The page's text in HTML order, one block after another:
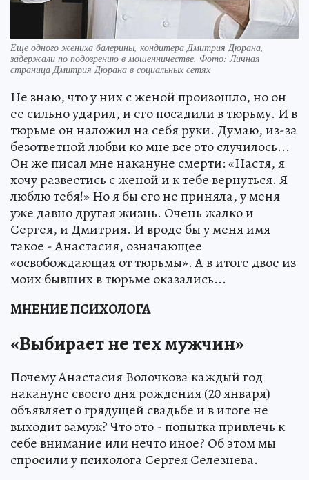
Еще одного жениха балерины, кондитера Дмитрия Дюрана,
задержали по подозрению в мошенничестве. Фото: Личная
страница Дмитрия Дюрана в социальных сетях
Не знаю, что у них с женой произошло, но он
ее сильно ударил, и его посадили в тюрьму. И в
тюрьме он наложил на себя руки. Думаю, из-за
безответной любви ко мне все это случилось...
Он же писал мне накануне смерти: «Настя, я
хочу развестись с женой и к тебе вернуться. Я
люблю тебя!» Но я бы его не приняла, у меня
уже давно другая жизнь. Очень жалко и
Сергея, и Дмитрия. И вроде бы у меня имя
такое - Анастасия, означающее
«освобождающая от тюрьмы». А в итоге двое из
моих бывших в тюрьме оказались...
МНЕНИЕ ПСИХОЛОГА
«Выбирает не тех мужчин»
Почему Анастасия Волочкова каждый год
накануне своего дня рождения (20 января)
объявляет о грядущей свадьбе и в итоге не
выходит замуж? Что это - попытка привлечь к
себе внимание или нечто иное? Об этом мы
спросили у психолога Сергея Селезнева.